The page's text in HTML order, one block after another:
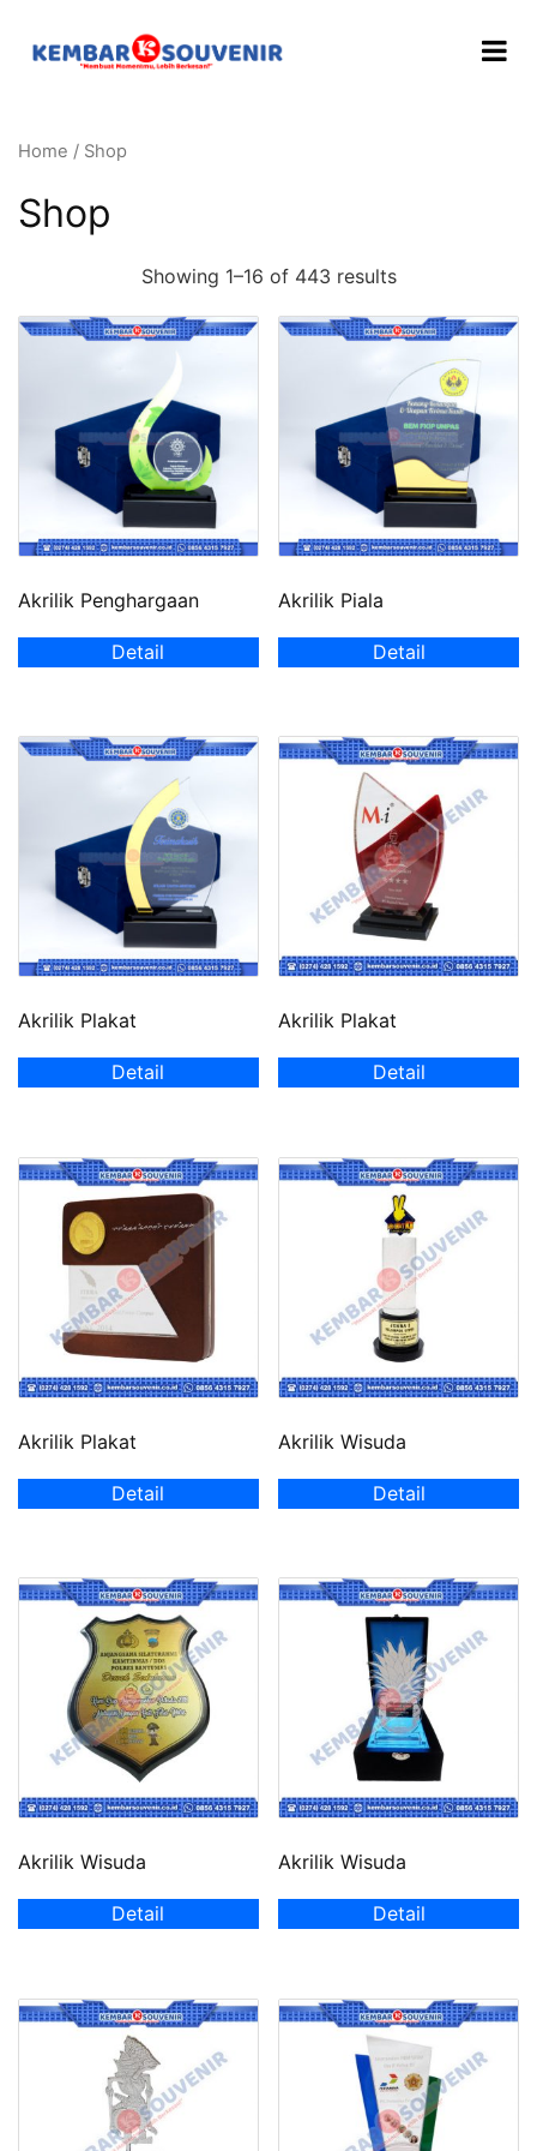
Home / Shop
Shop
Showing 1–16 of 443 results
Akrilik Penghargaan
Detail
Akrilik Piala
Detail
Akrilik Plakat
Detail
Akrilik Plakat
Detail
Akrilik Plakat
Detail
Akrilik Wisuda
Detail
Akrilik Wisuda
Detail
Akrilik Wisuda
Detail